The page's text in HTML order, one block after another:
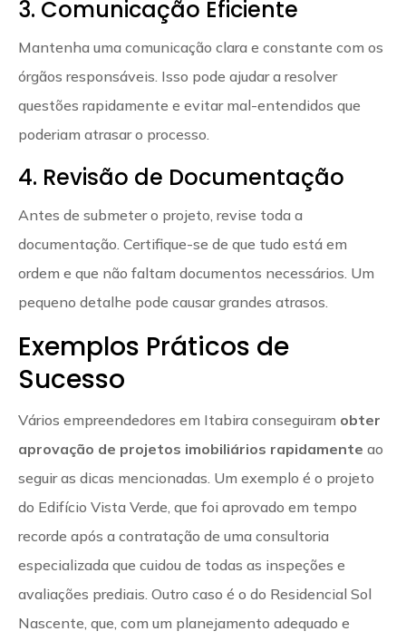
3. Comunicação Eficiente
Mantenha uma comunicação clara e constante com os
órgãos responsáveis. Isso pode ajudar a resolver
questões rapidamente e evitar mal-entendidos que
poderiam atrasar o processo.
4. Revisão de Documentação
Antes de submeter o projeto, revise toda a
documentação. Certifique-se de que tudo está em
ordem e que não faltam documentos necessários. Um
pequeno detalhe pode causar grandes atrasos.
Exemplos Práticos de
Sucesso
Vários empreendedores em Itabira conseguiram obter
aprovação de projetos imobiliários rapidamente ao
seguir as dicas mencionadas. Um exemplo é o projeto
do Edifício Vista Verde, que foi aprovado em tempo
recorde após a contratação de uma consultoria
especializada que cuidou de todas as inspeções e
avaliações prediais. Outro caso é o do Residencial Sol
Nascente, que, com um planejamento adequado e